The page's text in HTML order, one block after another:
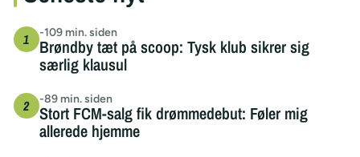
-109 min. siden
Brøndby tæt på scoop: Tysk klub sikrer sig
særlig klausul
-89 min. siden
Stort FCM-salg fik drømmedebut: Føler mig
allerede hjemme